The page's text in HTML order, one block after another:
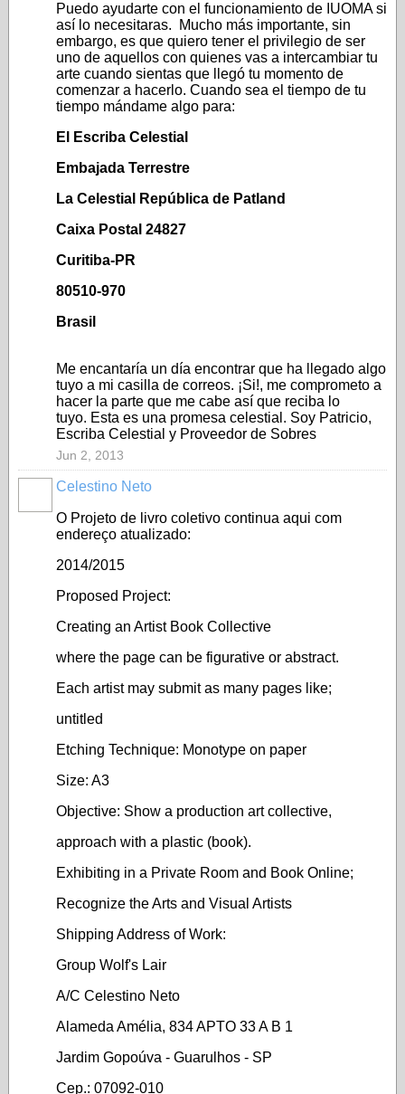
Puedo ayudarte con el funcionamiento de IUOMA si
así lo necesitaras. Mucho más importante, sin
embargo, es que quiero tener el privilegio de ser
uno de aquellos con quienes vas a intercambiar tu
arte cuando sientas que llegó tu momento de
comenzar a hacerlo. Cuando sea el tiempo de tu
tiempo mándame algo para:
El Escriba Celestial
Embajada Terrestre
La Celestial República de Patland
Caixa Postal 24827
Curitiba-PR
80510-970
Brasil
Me encantaría un día encontrar que ha llegado algo
tuyo a mi casilla de correos. ¡Si!, me comprometo a
hacer la parte que me cabe así que reciba lo
tuyo. Esta es una promesa celestial. Soy Patricio,
Escriba Celestial y Proveedor de Sobres
Jun 2, 2013
Celestino Neto
O Projeto de livro coletivo continua aqui com
endereço atualizado:
2014/2015
Proposed Project:
Creating an Artist Book Collective
where the page can be figurative or abstract.
Each artist may submit as many pages like;
untitled
Etching Technique: Monotype on paper
Size: A3
Objective: Show a production art collective,
approach with a plastic (book).
Exhibiting in a Private Room and Book Online;
Recognize the Arts and Visual Artists
Shipping Address of Work:
Group Wolf's Lair
A/C Celestino Neto
Alameda Amélia, 834 APTO 33 A B 1
Jardim Gopoúva - Guarulhos - SP
Cep.: 07092-010